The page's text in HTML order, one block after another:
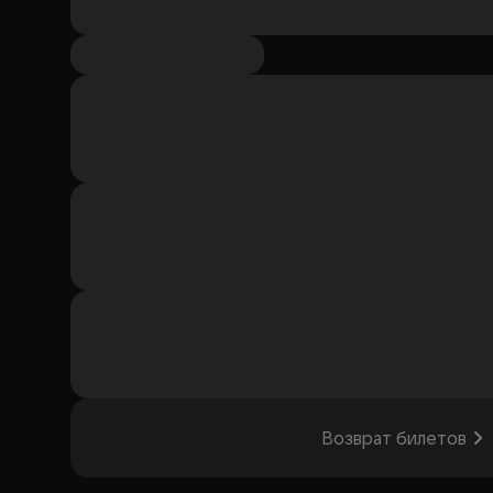
Возврат билетов